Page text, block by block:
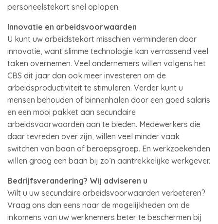
personeelstekort snel oplopen.
Innovatie en arbeidsvoorwaarden
U kunt uw arbeidstekort misschien verminderen door
innovatie, want slimme technologie kan verrassend veel
taken overnemen. Veel ondernemers willen volgens het
CBS dit jaar dan ook meer investeren om de
arbeidsproductiviteit te stimuleren. Verder kunt u
mensen behouden of binnenhalen door een goed salaris
en een mooi pakket aan secundaire
arbeidsvoorwaarden aan te bieden. Medewerkers die
daar tevreden over zijn, willen veel minder vaak
switchen van baan of beroepsgroep. En werkzoekenden
willen graag een baan bij zo’n aantrekkelijke werkgever.
Bedrijfsverandering? Wij adviseren u
Wilt u uw secundaire arbeidsvoorwaarden verbeteren?
Vraag ons dan eens naar de mogelijkheden om de
inkomens van uw werknemers beter te beschermen bij